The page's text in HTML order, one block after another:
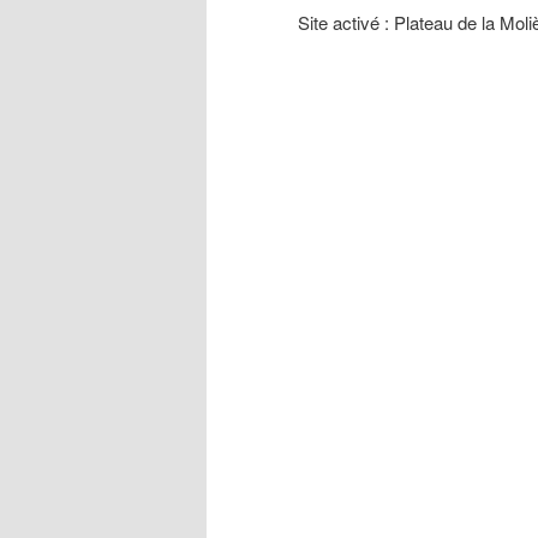
Site activé : Plateau de la